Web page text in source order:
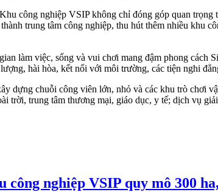
công nghiệp VSIP không chỉ đóng góp quan
trung tâm công nghiệp, thu hút thêm nhiều khu
làm việc, sống và vui chơi mang đậm phong
hài hòa, kết nối với môi trường, các tiện nghi
dựng chuỗi công viên lớn, nhỏ và các khu trò chơi
trời, trung tâm thương mại, giáo dục, y tế; dịch vụ
công nghiệp VSIP quy mô 300